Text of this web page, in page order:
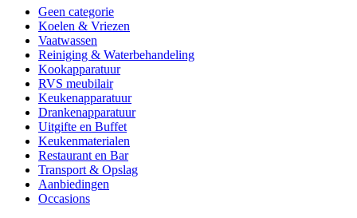
Geen categorie
Koelen & Vriezen
Vaatwassen
Reiniging & Waterbehandeling
Kookapparatuur
RVS meubilair
Keukenapparatuur
Drankenapparatuur
Uitgifte en Buffet
Keukenmaterialen
Restaurant en Bar
Transport & Opslag
Aanbiedingen
Occasions